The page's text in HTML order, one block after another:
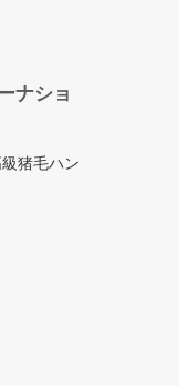
ナショ
猪毛ハン